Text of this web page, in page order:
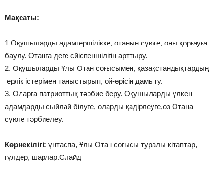
Мақсаты:
1.Оқушыларды адамгершілікке, отанын сүюге, оны қорғауға
баулу. Отанға деге сйіспеншілігін арттыру.
2. Оқушыларды Ұлы Отан соғысымен, қазақстандықтардың
ерлік істерімен таныстырып, ой-өрісін дамыту.
3. Оларға патриоттық тәрбие беру. Оқушыларды үлкен
адамдарды сыйлай білуге, оларды қадірлеуге,өз Отана
сүюге тәрбиелеу.
Көрнекілігі: үнтаспа, Ұлы Отан соғысы туралы кітаптар,
гүлдер, шарлар.Слайд